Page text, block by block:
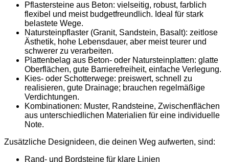
Pflastersteine aus Beton: vielseitig, robust, farblich
flexibel und meist budgetfreundlich. Ideal für stark
belastete Wege.
Natursteinpflaster (Granit, Sandstein, Basalt): zeitlose
Ästhetik, hohe Lebensdauer, aber meist teurer und
schwerer zu verarbeiten.
Plattenbelag aus Beton- oder Natursteinplatten: glatte
Oberflächen, gute Barrierefreiheit, einfache Verlegung.
Kies- oder Schotterwege: preiswert, schnell zu
realisieren, gute Drainage; brauchen regelmäßige
Verdichtungen.
Kombinationen: Muster, Randsteine, Zwischenflächen
aus unterschiedlichen Materialien für eine individuelle
Note.
Zusätzliche Designideen, die deinen Weg aufwerten, sind:
Rand- und Bordsteine für klare Linien